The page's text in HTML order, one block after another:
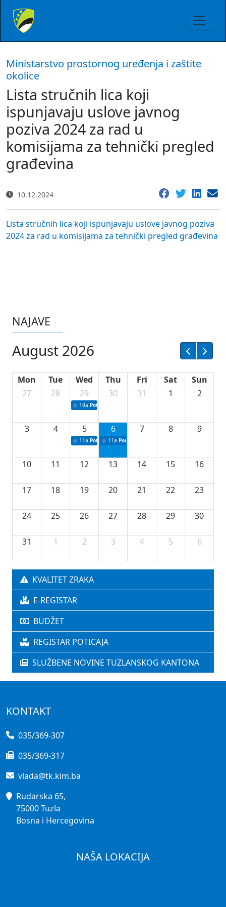
Ministarstvo prostornog uređenja i zaštite
okolice
Lista stručnih lica koji
ispunjavaju uslove javnog
poziva 2024 za rad u
komisijama za tehnički pregled
građevina
10.12.2024
Lista stručnih lica koji ispunjavaju uslove javnog poziva
2024 za rad u komisijama za tehnički pregled građevina
NAJAVE
August 2026
Mon Tue Wed Thu Fri Sat
Sun
27
28 29
10a Potpisivanje ugovora sa neprofitnim
30 31 1 2
3 4 5
11a Potpisivanje ugovora o stipendijama za
6
11a Podrška razvoju vodne infrastrukture u
7 8 9
10 11 12 13 14 15 16
17 18 19 20 21 22 23
24 25 26 27 28 29 30
31 1 2 3 4 5 6
KVALITET ZRAKA
E-REGISTAR
BUDŽET
REGISTAR POTICAJA
SLUŽBENE NOVINE TUZLANSKOG KANTONA
KONTAKT
035/369-307
035/369-317
vlada@tk.kim.ba
Rudarska 65,
75000 Tuzla
Bosna i Hercegovina
NAŠA LOKACIJA